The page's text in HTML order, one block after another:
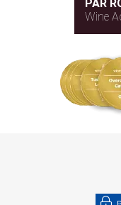
PAR
Wine